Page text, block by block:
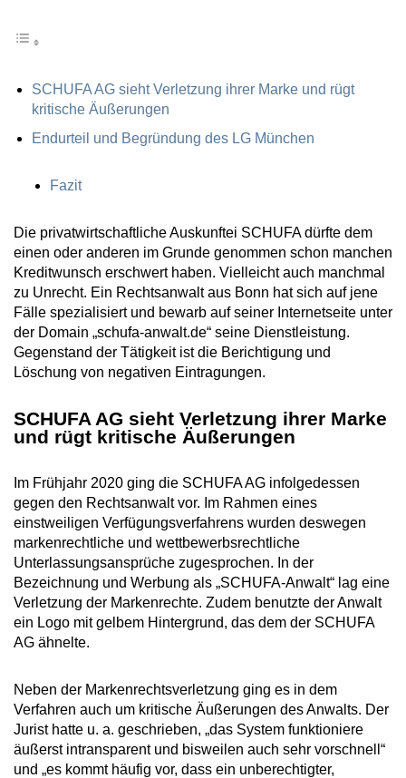
SCHUFA AG sieht Verletzung ihrer Marke und rügt
kritische Äußerungen
Endurteil und Begründung des LG München
Fazit
Die privatwirtschaftliche Auskunftei SCHUFA dürfte dem
einen oder anderen im Grunde genommen schon manchen
Kreditwunsch erschwert haben. Vielleicht auch manchmal
zu Unrecht. Ein Rechtsanwalt aus Bonn hat sich auf jene
Fälle spezialisiert und bewarb auf seiner Internetseite unter
der Domain „schufa-anwalt.de“ seine Dienstleistung.
Gegenstand der Tätigkeit ist die Berichtigung und
Löschung von negativen Eintragungen.
SCHUFA AG sieht Verletzung ihrer Marke
und rügt kritische Äußerungen
Im Frühjahr 2020 ging die SCHUFA AG infolgedessen
gegen den Rechtsanwalt vor. Im Rahmen eines
einstweiligen Verfügungsverfahrens wurden deswegen
markenrechtliche und wettbewerbsrechtliche
Unterlassungsansprüche zugesprochen. In der
Bezeichnung und Werbung als „SCHUFA-Anwalt“ lag eine
Verletzung der Markenrechte. Zudem benutzte der Anwalt
ein Logo mit gelbem Hintergrund, das dem der SCHUFA
AG ähnelte.
Neben der Markenrechtsverletzung ging es in dem
Verfahren auch um kritische Äußerungen des Anwalts. Der
Jurist hatte u. a. geschrieben, „das System funktioniere
äußerst intransparent und bisweilen auch sehr vorschnell“
und „es kommt häufig vor, dass ein unberechtigter,